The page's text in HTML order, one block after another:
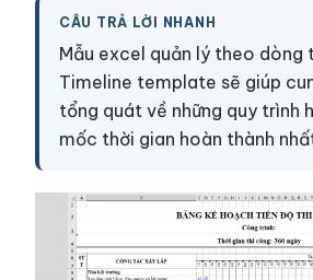
CÂU TRẢ LỜI NHANH
Mẫu excel quản lý theo dòng
Timeline template sẽ giúp
tổng quát về những quy trình
mốc thời gian hoàn thành